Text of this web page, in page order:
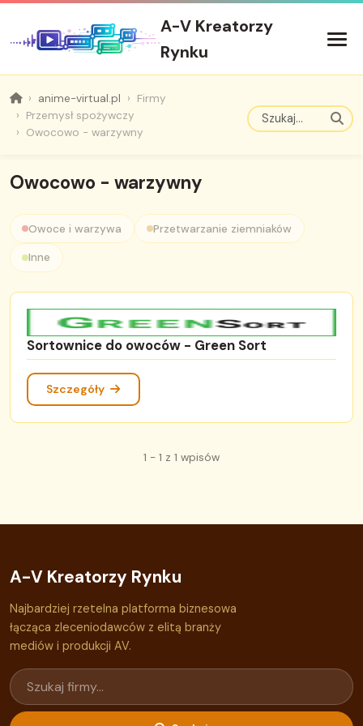
A-V Kreatorzy
Rynku
anime-virtual.pl
Firmy
Przemysł spożywczy
Owocowo - warzywny
Owocowo - warzywny
Owoce i warzywa Przetwarzanie ziemniaków
Inne
Sortownice do owoców - Green Sort
Szczegóły
1 - 1 z 1 wpisów
A-V Kreatorzy Rynku
Najbardziej rzetelna platforma biznesowa
łącząca zleceniodawców z elitą branży
mediów i produkcji AV.